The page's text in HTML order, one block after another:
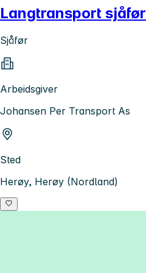
Langtransport sjåfør
Sjåfør
Arbeidsgiver
Johansen Per Transport As
Sted
Herøy, Herøy (Nordland)